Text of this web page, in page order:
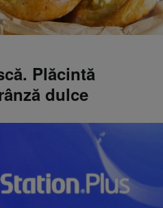
Plăcintă
dulce